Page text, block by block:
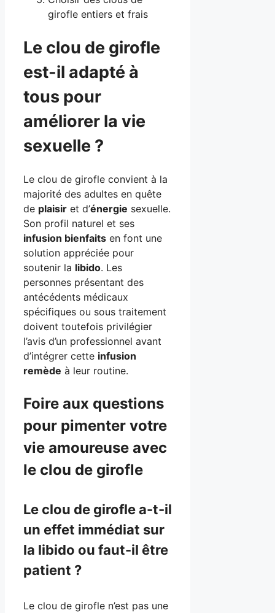
girofle entiers et frais
Le clou de girofle
est-il adapté à
tous pour
améliorer la vie
sexuelle ?
Le clou de girofle convient à la
majorité des adultes en quête
de plaisir et d’énergie sexuelle.
Son profil naturel et ses
infusion bienfaits en font une
solution appréciée pour
soutenir la libido. Les
personnes présentant des
antécédents médicaux
spécifiques ou sous traitement
doivent toutefois privilégier
l’avis d’un professionnel avant
d’intégrer cette infusion
remède à leur routine.
Foire aux questions
pour pimenter votre
vie amoureuse avec
le clou de girofle
Le clou de girofle a-t-il
un effet immédiat sur
la libido ou faut-il être
patient ?
Le clou de girofle n’est pas une